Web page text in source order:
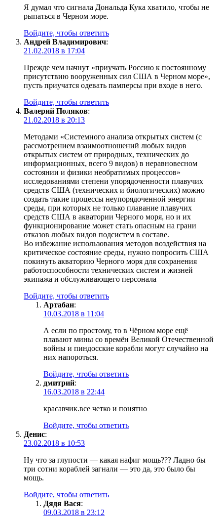
Я думал что сигнала Дональда Кука хватило, чтобы не
рыпаться в Черном море.
Войдите, чтобы ответить
Андрей Владимирович:
21.02.2018 в 17:04
Прежде чем начнут «приучать Россию к постоянному
присутствию вооруженных сил США в Черном море»,
пусть приучатся одевать памперсы при входе в него.
Войдите, чтобы ответить
Валерий Поляков:
21.02.2018 в 20:13
Методами «Системного анализа открытых систем (с
рассмотрением взаимоотношений любых видов
открытых систем от природных, технических до
информационных, всего 9 видов) в неравновесном
состоянии и физики необратимых процессов»
исследованиями степени упорядоченности плавучих
средств США (технических и биологических) можно
создать такие процессы неупорядоченной энергии
среды, при которых не только плавание плавучих
средств США в акватории Черного моря, но и их
функционирование может стать опасным на грани
отказов любых видов подсистем в составе.
Во избежание использования методов воздействия на
критическое состояние среды, нужно попросить США
покинуть акваторию Черного моря для сохранения
работоспособности технических систем и жизней
экипажа и обслуживающего персонала
Войдите, чтобы ответить
Артабан:
10.03.2018 в 11:04
А если по простому, то в Чёрном море ещё
плавают мины со времён Великой Отечественной
войны и пиндосские корабли могут случайно на
них напороться.
Войдите, чтобы ответить
дмитрий:
16.03.2018 в 22:44
красавчик.все четко и понятно
Войдите, чтобы ответить
Денис:
23.02.2018 в 10:53
Ну что за глупости — какая нафиг мощь??? Ладно бы
три сотни кораблей загнали — это да, это было бы
мощь.
Войдите, чтобы ответить
Дядя Вася:
09.03.2018 в 23:12